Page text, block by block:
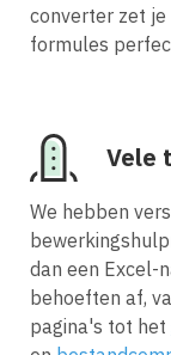
converter zet
formules
Vele
We hebben
dan een Excel-
behoeften af,
pagina's tot het